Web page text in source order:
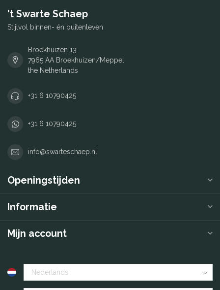
't Swarte Schaep
Stijlvol binnen- én buitenleven
Broekhuizen 13
7965 AA Broekhuizen/Meppel
the Netherlands
+31 6 10790425
+31 6 10790425
info@swarteschaep.nl
Openingstijden
Informatie
Mijn account